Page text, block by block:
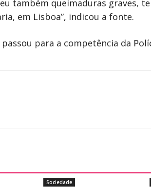
também queimaduras graves,
em Lisboa”, indicou a fonte.
para a competência da
Sociedade